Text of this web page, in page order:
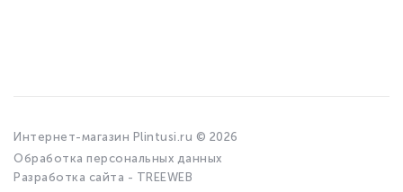
Интернет-магазин Plintusi.ru © 2026
Обработка персональных данных
Разработка сайта - TREEWEB